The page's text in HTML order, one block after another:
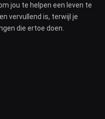
jou te helpen een leven te
vervullend is, terwijl je
die ertoe doen.